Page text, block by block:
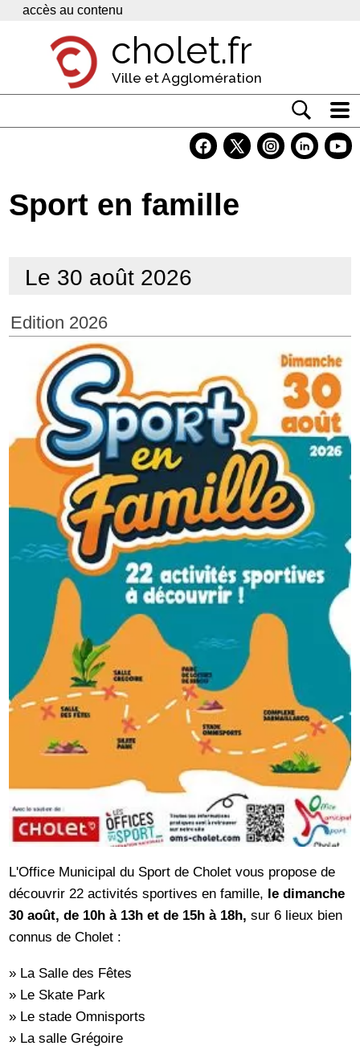
Panneau de gestion des cookies
accès au contenu
cholet.fr
Ville et Agglomération
Economie
Contacts
Sport en famille
Le 30 août 2026
Edition 2026
L'Office Municipal du Sport de Cholet vous propose de
découvrir 22 activités sportives en famille, le dimanche
30 août, de 10h à 13h et de 15h à 18h,sur 6 lieux bien
connus de Cholet :
» La Salle des Fêtes
» Le Skate Park
» Le stade Omnisports
» La salle Grégoire